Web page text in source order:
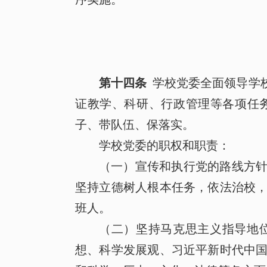
第十四条 学校党委全面领导学
证教学、科研、行政管理等各项任
子、带队伍、保落实。
学校党委的职权和职责：
（一）宣传和执行党的路线方
坚持立德树人根本任务，依法治校
班人。
（二）坚持马克思主义指导
想、科学发展观、习近平新时代中